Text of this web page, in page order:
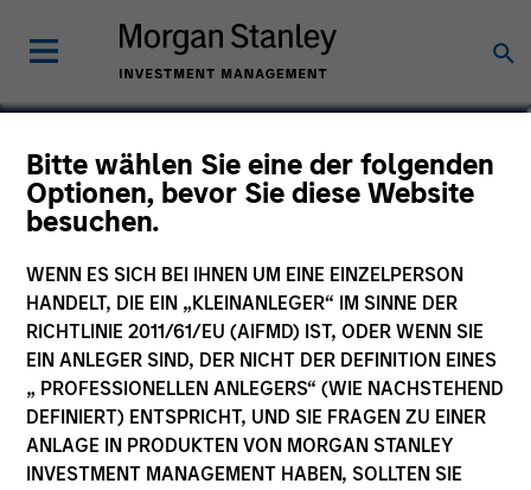
Bitte wählen Sie eine der folgenden
Optionen, bevor Sie diese Website
besuchen.
WENN ES SICH BEI IHNEN UM EINE EINZELPERSON
HANDELT, DIE EIN „KLEINANLEGER“ IM SINNE DER
RICHTLINIE 2011/61/EU (AIFMD) IST, ODER WENN SIE
EIN ANLEGER SIND, DER NICHT DER DEFINITION EINES
„ PROFESSIONELLEN ANLEGERS“ (WIE NACHSTEHEND
DEFINIERT) ENTSPRICHT, UND SIE FRAGEN ZU EINER
ANLAGE IN PRODUKTEN VON MORGAN STANLEY
INVESTMENT MANAGEMENT HABEN, SOLLTEN SIE
Ewing Fang
Vice President